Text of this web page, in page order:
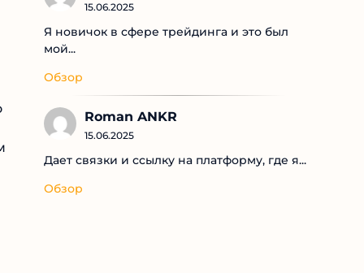
15.06.2025
Я новичок в сфере трейдинга и это был
мой...
Обзор
Roman ANKR
15.06.2025
Дает связки и ссылку на платформу, где я...
Обзор